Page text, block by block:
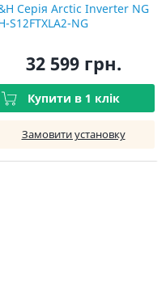
Серія Arctic Inverter NG
S12FTXLA2-NG
32 599 грн.
Купити в 1 клік
Замовити установку